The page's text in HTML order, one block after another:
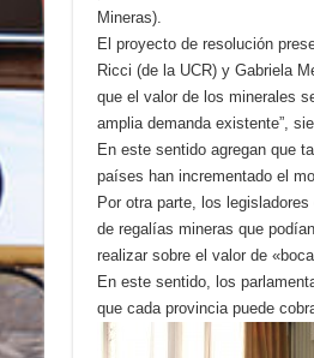
Mineras).
El proyecto de resolución
Ricci (de la UCR) y Gabriela
que el valor de los minerales
amplia demanda existente”,
En este sentido agregan que
países han incrementado el
Por otra parte, los
de regalías mineras que
realizar sobre el valor de
En este sentido, los
que cada provincia puede